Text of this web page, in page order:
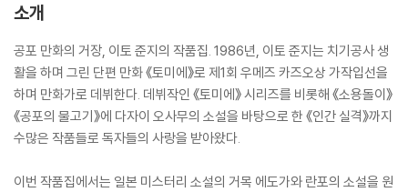
소개
공포 만화의 거장, 이토 준지의 작품집. 1986년, 이토 준지는 치기공사 생
활을 하며 그린 단편 만화 《토미에》로 제1회 우메즈 카즈오상 가작입선을
하며 만화가로 데뷔한다. 데뷔작인 《토미에》 시리즈를 비롯해 《소용돌이》
《공포의 물고기》에 다자이 오사무의 소설을 바탕으로 한 《인간 실격》까지
수많은 작품들로 독자들의 사랑을 받아왔다.
이번 작품집에서는 일본 미스터리 소설의 거목 에도가와 란포의 소설을 원